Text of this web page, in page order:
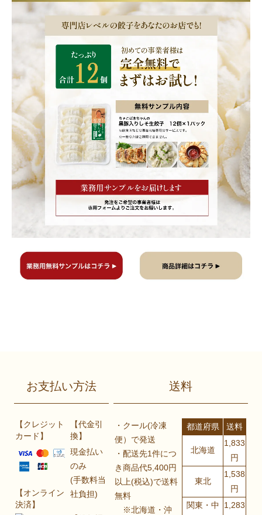
お支払い方法
【クレジット
カード】
【オンライン
決済】
【代金引
換】
現金払い
のみ
(手数料当
社負担)
送料
・クール(冷凍
便）で発送
・配送先1件につ
き商品代5,400円
以上(税込)で送料
無料
※北海道・沖
都道府県 送料
北海道
1,833
円
東北
1,538
円
関東・中
1,283